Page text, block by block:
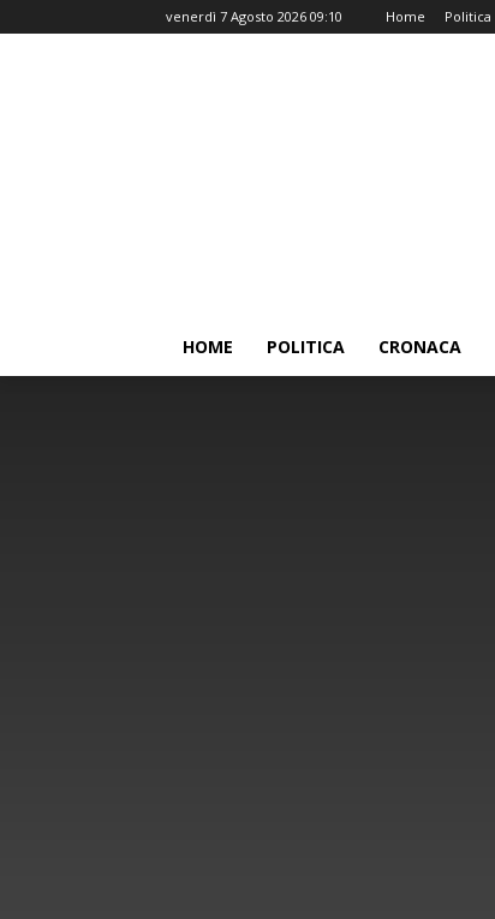
venerdì 7 Agosto 2026 09:10 Home Politica
HOME POLITICA CRONACA